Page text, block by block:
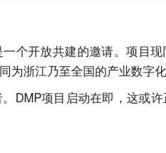
个开放共建的邀请。项目
为浙江乃至全国的产业数字
DMP项目启动在即，这或